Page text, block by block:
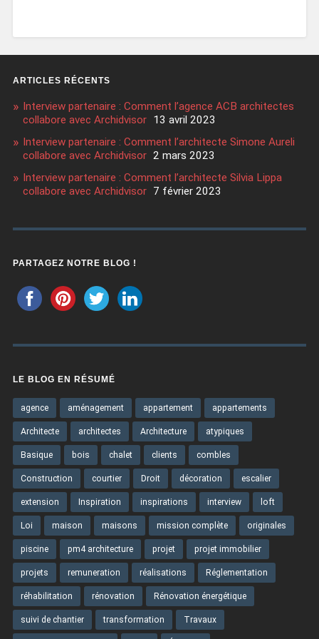
ARTICLES RÉCENTS
Interview partenaire : Comment l’agence ACB architectes
collabore avec Archidvisor 13 avril 2023
Interview partenaire : Comment l’architecte Simone Aureli
collabore avec Archidvisor 2 mars 2023
Interview partenaire : Comment l’architecte Silvia Lippa
collabore avec Archidvisor 7 février 2023
PARTAGEZ NOTRE BLOG !
LE BLOG EN RÉSUMÉ
agence aménagement appartement appartements
Architecte architectes Architecture atypiques
Basique bois chalet clients combles
Construction courtier Droit décoration escalier
extension Inspiration inspirations interview loft
Loi maison maisons mission complète originales
piscine pm4 architecture projet projet immobilier
projets remuneration réalisations Réglementation
réhabilitation rénovation Rénovation énergétique
suivi de chantier transformation Travaux